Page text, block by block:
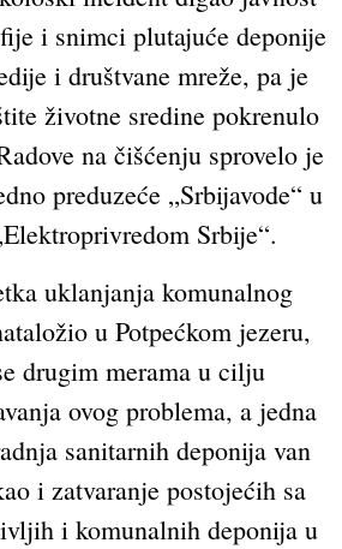
i snimci plutajuće deponije
i društvane mreže, pa je
životne sredine pokrenulo
na čišćenju sprovelo je
preduzeće „Srbijavode“ u
Srbije“.
uklanjanja komunalnog
u Potpećkom jezeru,
drugim merama u cilju
ovog problema, a jedna
sanitarnih deponija van
i zatvaranje postojećih sa
i komunalnih deponija u